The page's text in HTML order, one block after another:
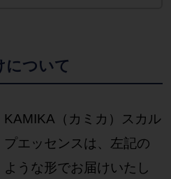
について
KAMIKA（カミカ）スカル
プエッセンスは、左記の
ような形でお届けいたし